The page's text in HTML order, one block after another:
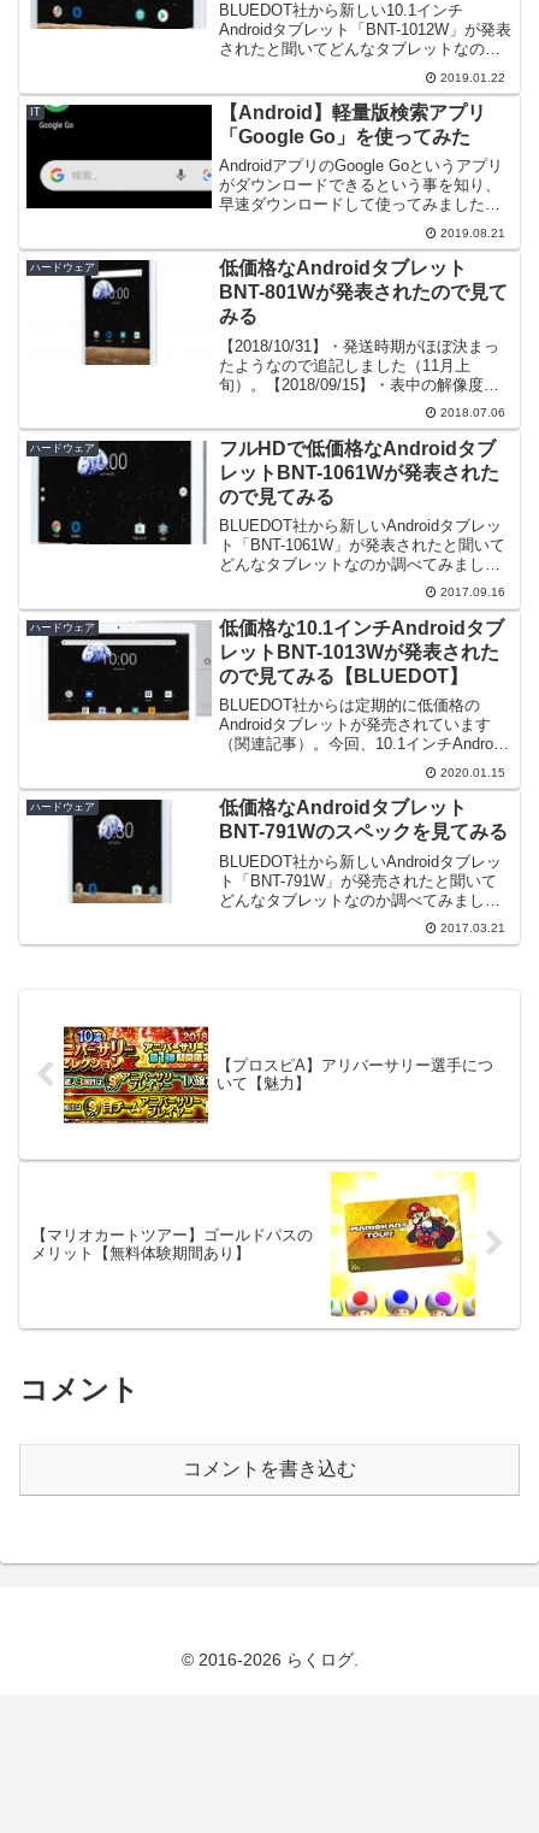
BLUEDOT社から新しい10.1インチ
Androidタブレット「BNT-1012W」が発表
されたと聞いてどんなタブレットなのか
調べてみました。➡ BLUEDOT社のプレ
スリリース【注意】個人で調べた範囲で
書いていますので情報が間違っている...
2019.01.22
IT
【Android】軽量版検索アプリ
「Google Go」を使ってみた
AndroidアプリのGoogle Goというアプリ
がダウンロードできるという事を知り、
早速ダウンロードして使ってみました。
各種リンクアプリはGoogle PlayのGoogle
Goページからダウンロードできます。
Google Goのリリ...
2019.08.21
ハードウェア
低価格なAndroidタブレット
BNT-801Wが発表されたので見て
みる
【2018/10/31】・発送時期がほぼ決まっ
たようなので追記しました（11月上
旬）。【2018/09/15】・表中の解像度表
記が間違っていましたので、修正いたし
ました🙇・発送時期の延期について追記
しました（9月中旬→11月中旬）。
BLUE...
2018.07.06
ハードウェア
フルHDで低価格なAndroidタブ
レットBNT-1061Wが発表された
ので見てみる
BLUEDOT社から新しいAndroidタブレッ
ト「BNT-1061W」が発表されたと聞いて
どんなタブレットなのか調べてみまし
た。2017/9/16現在、予約受付中で、発売
日（発送予定日）は2017/10/20のようで
す。以前、当ブログでB...
2017.09.16
ハードウェア
低価格な10.1インチAndroidタブ
レットBNT-1013Wが発表された
ので見てみる【BLUEDOT】
BLUEDOT社からは定期的に低価格の
Androidタブレットが発売されています
（関連記事）。今回、10.1インチAndroid
タブレット「BNT-1013W」が発表された
と聞いてどんなタブレットなのか調べて
みました。10.1インチというの...
2020.01.15
ハードウェア
低価格なAndroidタブレット
BNT-791Wのスペックを見てみる
BLUEDOT社から新しいAndroidタブレッ
ト「BNT-791W」が発売されたと聞いて
どんなタブレットなのか調べてみまし
た。私は以前のタイプBNT-71Wを持って
いるのですが、使って感じた特徴は次の
2017.03.21
【プロスピA】アリバーサリー選手につ
いて【魅力】
【マリオカートツアー】ゴールドパスの
メリット【無料体験期間あり】
コメント
コメントを書き込む
© 2016-2026 らくログ.